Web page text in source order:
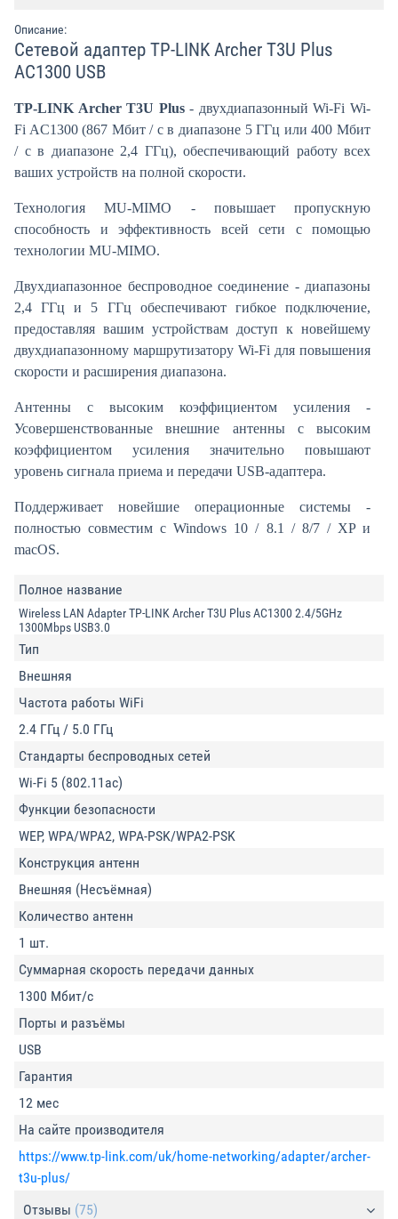
Описание:
Сетевой адаптер TP-LINK Archer T3U Plus
AC1300 USB
TP-LINK Archer T3U Plus- двухдиапазонный Wi-Fi Wi-
Fi AC1300 (867 Мбит / с в диапазоне 5 ГГц или 400 Мбит
/ с в диапазоне 2,4 ГГц), обеспечивающий работу всех
ваших устройств на полной скорости.
Технология MU-MIMO - повышает пропускную
способность и эффективность всей сети с помощью
технологии MU-MIMO.
Двухдиапазонное беспроводное соединение - диапазоны
2,4 ГГц и 5 ГГц обеспечивают гибкое подключение,
предоставляя вашим устройствам доступ к новейшему
двухдиапазонному маршрутизатору Wi-Fi для повышения
скорости и расширения диапазона.
Антенны с высоким коэффициентом усиления -
Усовершенствованные внешние антенны с высоким
коэффициентом усиления значительно повышают
уровень сигнала приема и передачи USB-адаптера.
Поддерживает новейшие операционные системы -
полностью совместим с Windows 10 / 8.1 / 8/7 / XP и
macOS.
Полное название
Wireless LAN Adapter TP-LINK Archer T3U Plus AC1300 2.4/5GHz
1300Mbps USB3.0
Тип
Внешняя
Частота работы WiFi
2.4 ГГц / 5.0 ГГц
Стандарты беспроводных сетей
Wi-Fi 5 (802.11ac)
Функции безопасности
WEP, WPA/WPA2, WPA-PSK/WPA2-PSK
Конструкция антенн
Внешняя (Несъёмная)
Количество антенн
1 шт.
Суммарная скорость передачи данных
1300 Мбит/с
Порты и разъёмы
USB
Гарантия
12 мес
На сайте производителя
https://www.tp-link.com/uk/home-networking/adapter/archer-
t3u-plus/
Отзывы (75)